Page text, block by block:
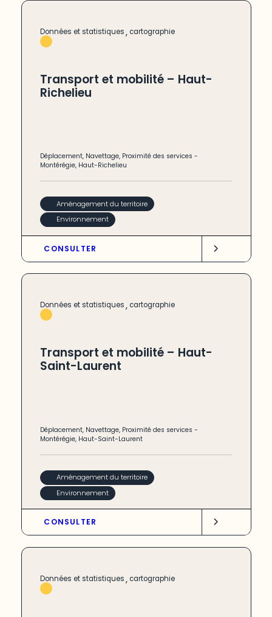
Données et statistiques, cartographie
Transport et mobilité – Haut-
Richelieu
Déplacement, Navettage, Proximité des services -
Montérégie, Haut-Richelieu
Aménagement du territoire
Environnement
CONSULTER
Données et statistiques, cartographie
Transport et mobilité – Haut-
Saint-Laurent
Déplacement, Navettage, Proximité des services -
Montérégie, Haut-Saint-Laurent
Aménagement du territoire
Environnement
CONSULTER
Données et statistiques, cartographie